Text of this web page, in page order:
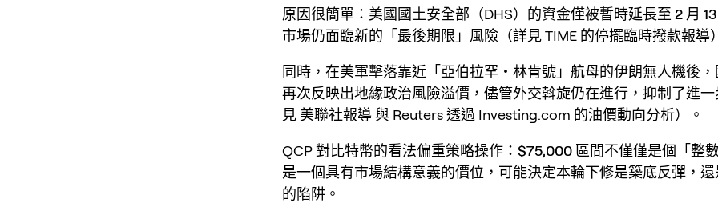
原因很簡單：美國國土安全部（DHS）的資金僅被暫時延長至 2 月
市場仍面臨新的「最後期限」風險（詳見TIME 的停擺臨時撥款報導
同時，在美軍擊落靠近「亞伯拉罕・林肯號」航母的伊朗無人機後
再次反映出地緣政治風險溢價 ，儘管外交斡旋仍在進行，抑制了進
見 美聯社報導與 Reuters 透過 Investing.com 的油價動向分析）。
QCP 對比特幣的看法偏重策略操作： $75,000 區間不僅僅是個「整
是一個具有市場結構意義的價位，可能決定本輪下修是築底反彈，
的陷阱。